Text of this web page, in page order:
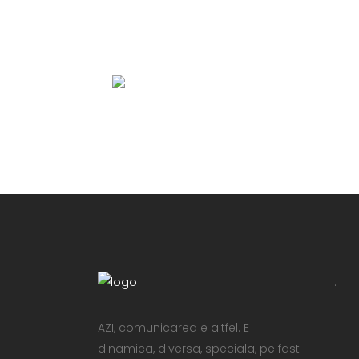
AZI, comunicarea e altfel. E
dinamica, diversa, speciala, pe fast
.